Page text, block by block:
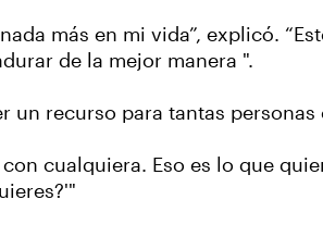
más en mi vida”, explicó.
de la mejor manera ".
un recurso para tantas personas
cualquiera. Eso es lo que